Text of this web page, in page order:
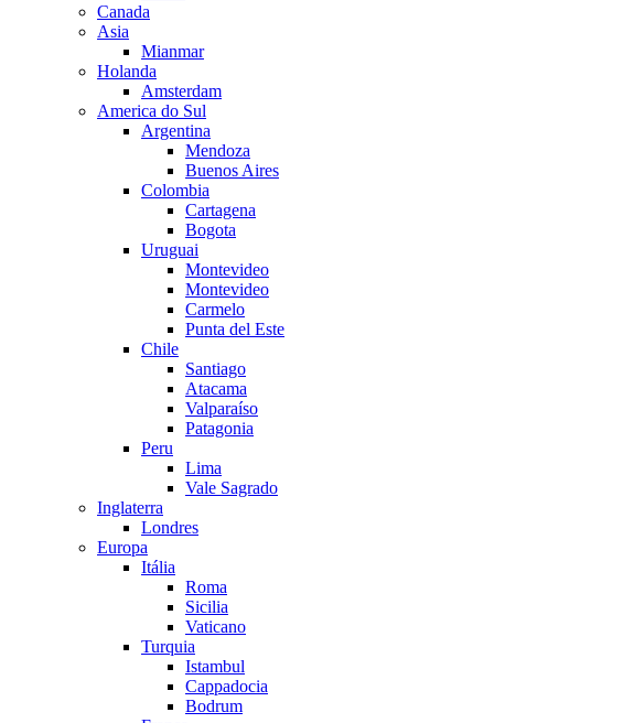
Canada
Asia
Mianmar
Holanda
Amsterdam
America do Sul
Argentina
Mendoza
Buenos Aires
Colombia
Cartagena
Bogota
Uruguai
Montevideo
Montevideo
Carmelo
Punta del Este
Chile
Santiago
Atacama
Valparaíso
Patagonia
Peru
Lima
Vale Sagrado
Inglaterra
Londres
Europa
Itália
Roma
Sicilia
Vaticano
Turquia
Istambul
Cappadocia
Bodrum